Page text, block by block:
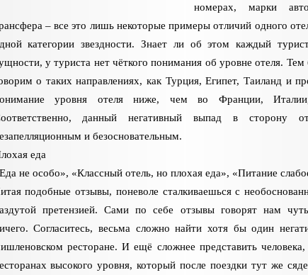
номерах, марки
– все это лишь некоторые примеры отличий одного
категории звездности. Знает ли об этом каждый
у туриста нет чёткого понимания об уровне отеля.
о таких направлениях, как Турция, Египет, Таиланд и
уровня отеля ниже, чем во Франции,
данный негативный выпад в сторону
и безосновательным.
еда
не особо», «Классный отель, но плохая еда», «Питание
подобные отзывы, поневоле сталкиваешься с
претензией. Сами по себе отзывы говорят нам
Согласитесь, весьма сложно найти хотя бы один
ресторане. И ещё сложнее представить
высокого уровня, который после поездки тут же